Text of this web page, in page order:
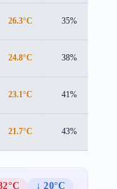
26.3°C 35%
24.8°C 38%
23.1°C 41%
21.7°C 43%
↓ 20°C